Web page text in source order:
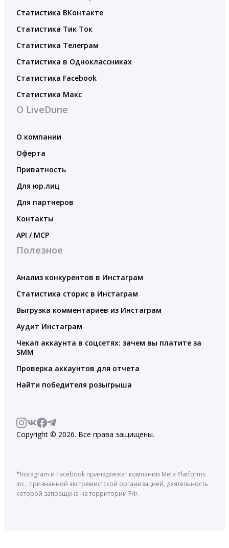
Статистика ВКонтакте
Статистика Тик Ток
Статистика Телеграм
Статистика в Одноклассниках
Статистика Facebook
Статистика Макс
О LiveDune
О компании
Оферта
Приватность
Для юр.лиц
Для партнеров
Контакты
API / MCP
Полезное
Анализ конкурентов в Инстаграм
Статистика сторис в Инстаграм
Выгрузка комментариев из Инстаграм
Аудит Инстаграм
Чекап аккаунта в соцсетях: зачем вы платите за
SMM
Проверка аккаунтов для отчета
Найти победителя розыгрыша
Copyright © 2026. Все права защищены.
*Instagram и Facebook принадлежат компании Meta Platforms
Inc., признанной экстремистской организацией, деятельность
которой запрещена на территории РФ.